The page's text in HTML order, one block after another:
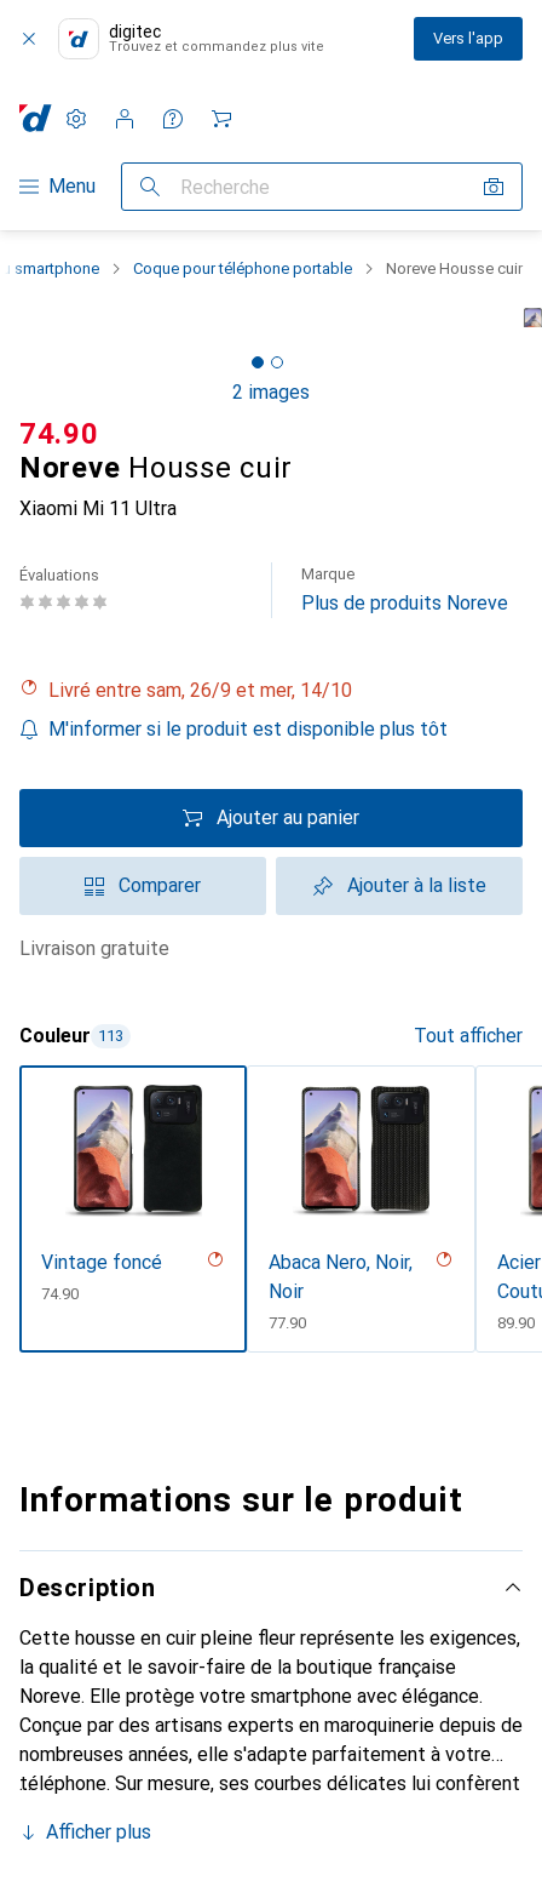
digitec
Trouvez et commandez plus vite Vers l'app
Navigation par catégorie
Menu Recherche
Paramètres
Compte client
Listes de comparaison
Listes d'envies
Panier
smartphone Coque pour téléphone portable Noreve Housse cuir
2 images
Noreve Housse cuir
Xiaomi Mi 11 Ultra
CHF
74.90
Évaluations Marque
Plus de produits Noreve
Livré entre sam, 26/9 et mer, 14/10
M'informer si le produit est disponible plus tôt
Ajouter au panier
Comparer Ajouter à la liste
livraison gratuite
Couleur 113 Tout afficher
Vintage foncé
CHF
74.90
Abaca Nero, Noir,
Noir
CHF
77.90 CHF
89.90
Informations sur le produit
Description
Cette housse en cuir pleine fleur représente les exigences,
la qualité et le savoir-faire de la boutique française
Noreve. Elle protège votre smartphone avec élégance.
Conçue par des artisans experts en maroquinerie depuis de
nombreuses années, elle s'adapte parfaitement à votre
téléphone. Sur mesure, ses courbes délicates lui confèrent
chic et essentiel de votre smartphone. Reconnaît
Afficher plus